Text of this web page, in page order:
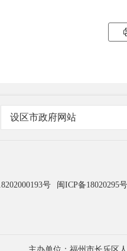
设区市政府网站
号 闽ICP备18020295